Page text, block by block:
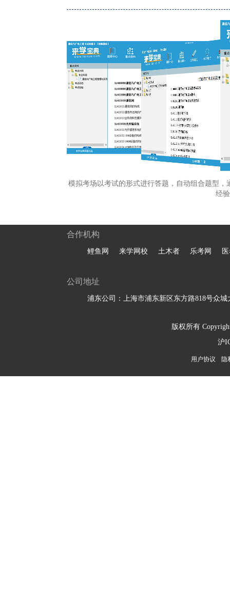
模拟考场以考试的形式进行答题，自动组合题型
经
合作机构
鲤鱼网 来学网校 土木者 乐考网
公司地址
浦东公司：上海市浦东新区东方路818号众城
版权所有
沪
用户协议 隐